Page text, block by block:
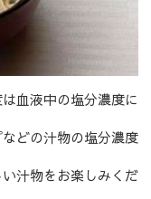
血液中の塩分濃度に
どの汁物の塩分濃度
汁物をお楽しみくだ